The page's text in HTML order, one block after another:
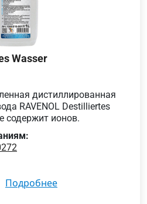
Wasser
дистиллированная
RAVENOL Destilliertes
содержит ионов.
подробнее